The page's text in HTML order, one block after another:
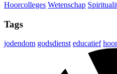
Hoorcolleges Wetenschap
Tags
jodendom godsdienst educatief